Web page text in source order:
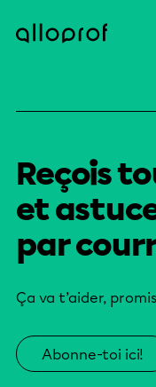
Reçois
et
par
Ça va t’aider,
Abonne-toi ici!